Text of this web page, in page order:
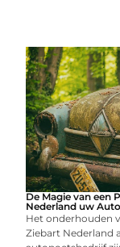
De Magie van een
Nederland uw
Het onderhouden
Ziebart Nederland